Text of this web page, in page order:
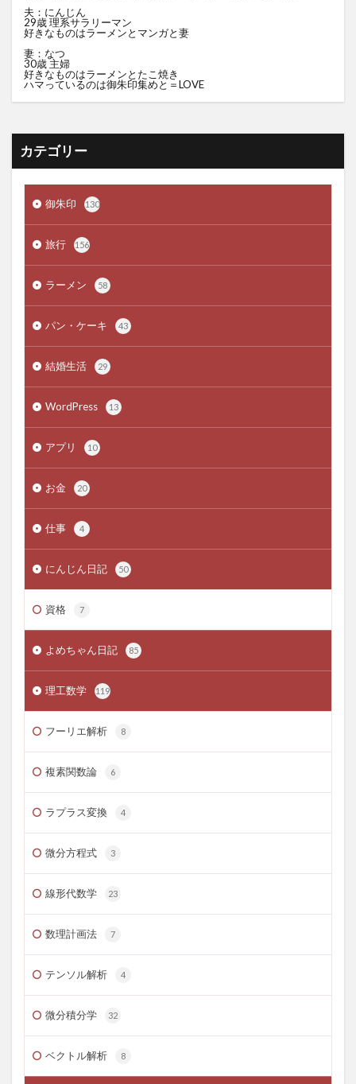
夫：にんじん
29歳 理系サラリーマン
好きなものはラーメンとマンガと妻
妻：なつ
30歳 主婦
好きなものはラーメンとたこ焼き
ハマっているのは御朱印集めと＝LOVE
カテゴリー
御朱印 130
旅行 156
ラーメン 58
パン・ケーキ 43
結婚生活 29
WordPress 13
アプリ 10
お金 20
仕事 4
にんじん日記 50
資格 7
よめちゃん日記 85
理工数学 119
フーリエ解析 8
複素関数論 6
ラプラス変換 4
微分方程式 3
線形代数学 23
数理計画法 7
テンソル解析 4
微分積分学 32
ベクトル解析 8